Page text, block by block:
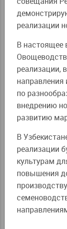
реализации
В
реализации,
направления
по
внедрению
развитию
В
реализации
культурам
повышения